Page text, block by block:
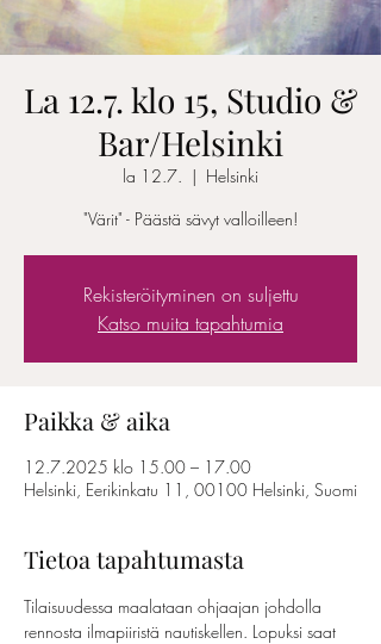
La 12.7. klo 15, Studio &
Bar/Helsinki
la 12.7.
  |
Helsinki
"Värit" - Päästä sävyt valloilleen!
Rekisteröityminen on suljettu
Katso muita tapahtumia
Paikka & aika
12.7.2025 klo 15.00 – 17.00
Helsinki, Eerikinkatu 11, 00100 Helsinki, Suomi
Tietoa tapahtumasta
Tilaisuudessa maalataan ohjaajan johdolla
rennosta ilmapiiristä nautiskellen. Lopuksi saat